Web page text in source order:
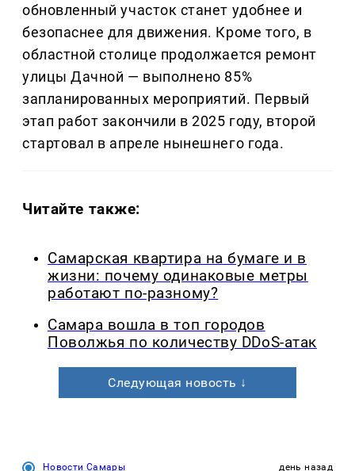
обновленный участок станет удобнее и
безопаснее для движения. Кроме того, в
областной столице продолжается ремонт
улицы Дачной — выполнено 85%
запланированных мероприятий. Первый
этап работ закончили в 2025 году, второй
стартовал в апреле нынешнего года.
Читайте также:
Самарская квартира на бумаге и в
жизни: почему одинаковые метры
работают по-разному?
Самара вошла в топ городов
Поволжья по количеству DDoS-атак
Следующая новость ↓
Новости Самары день назад